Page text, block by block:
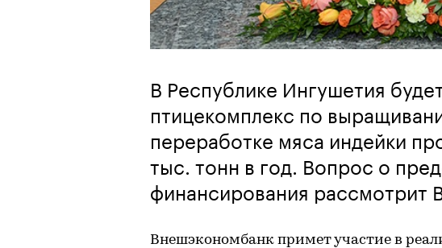
В Республике Ингушетия
птицекомплекс по
переработке мяса индейки
тыс. тонн в год. Вопрос о
финансирования рассмотрит
Внешэкономбанк примет участие в